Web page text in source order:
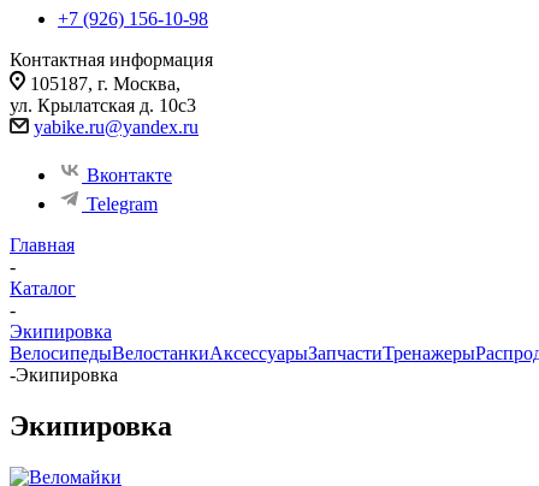
+7 (926) 156-10-98
Контактная информация
105187, г. Москва,
ул. Крылатская д. 10с3
yabike.ru@yandex.ru
Вконтакте
Telegram
Главная
-
Каталог
-
Экипировка
ВелосипедыВелостанкиАксессуарыЗапчастиТренажеры
-Экипировка
Экипировка